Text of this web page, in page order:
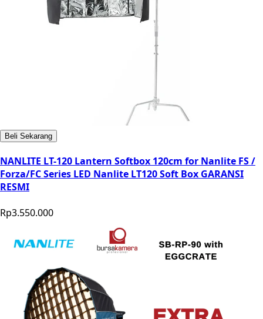
Beli Sekarang
NANLITE LT-120 Lantern Softbox 120cm for Nanlite FS /
Forza/FC Series LED Nanlite LT120 Soft Box GARANSI
RESMI
Rp3.550.000